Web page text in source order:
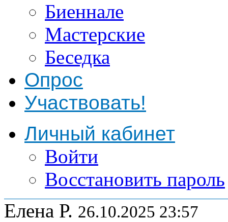
Биеннале
Мастерские
Беседка
Опрос
Участвовать!
Личный кабинет
Войти
Восстановить пароль
Елена Р. 26.10.2025 23:57